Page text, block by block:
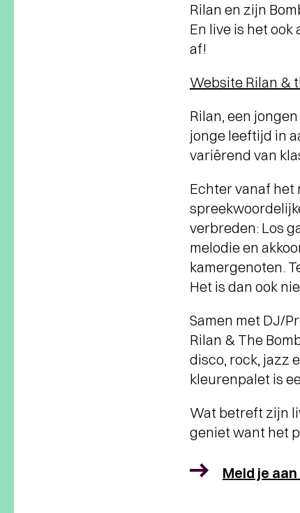
Rilan en zijn
En live is het
af!
Website Rilan &
Rilan, een
jonge leeftijd in
variërend van
Echter vanaf het
verbreden: Los
melodie en
kamergenoten.
Het is dan ook
Samen met DJ/
Rilan & The
disco, rock, jazz
kleurenpalet is
Wat betreft zijn
geniet want het
Meld je